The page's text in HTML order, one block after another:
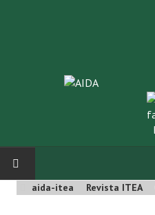
INICIO
aida-itea Revista ITEA